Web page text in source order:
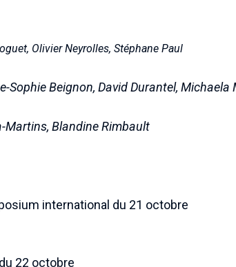
Olivier Neyrolles, Stéphane Paul
Sophie Beignon, David Durantel, Michaela
Martins, Blandine Rimbault
international du 21 octobre
22 octobre